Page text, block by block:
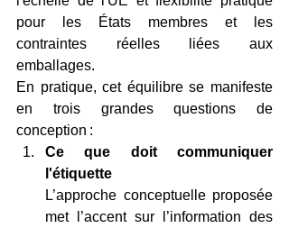
pour les États membres et les
contraintes réelles liées aux
emballages.
En pratique, cet équilibre se manifeste
en trois grandes questions de
conception :
Ce que doit communiquer
l'étiquette
L’approche conceptuelle proposée
met l’accent sur l’information des